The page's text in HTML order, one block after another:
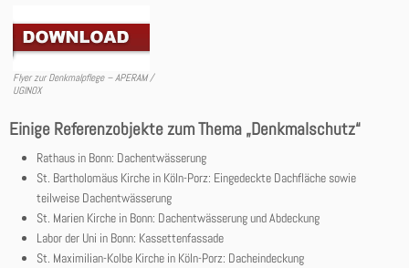
Flyer zur Denkmalpflege – APERAM /
UGINOX
Einige Referenzobjekte zum Thema „Denkmalschutz“
Rathaus in Bonn: Dachentwässerung
St. Bartholomäus Kirche in Köln-Porz: Eingedeckte Dachfläche sowie
teilweise Dachentwässerung
St. Marien Kirche in Bonn: Dachentwässerung und Abdeckung
Labor der Uni in Bonn: Kassettenfassade
St. Maximilian-Kolbe Kirche in Köln-Porz: Dacheindeckung